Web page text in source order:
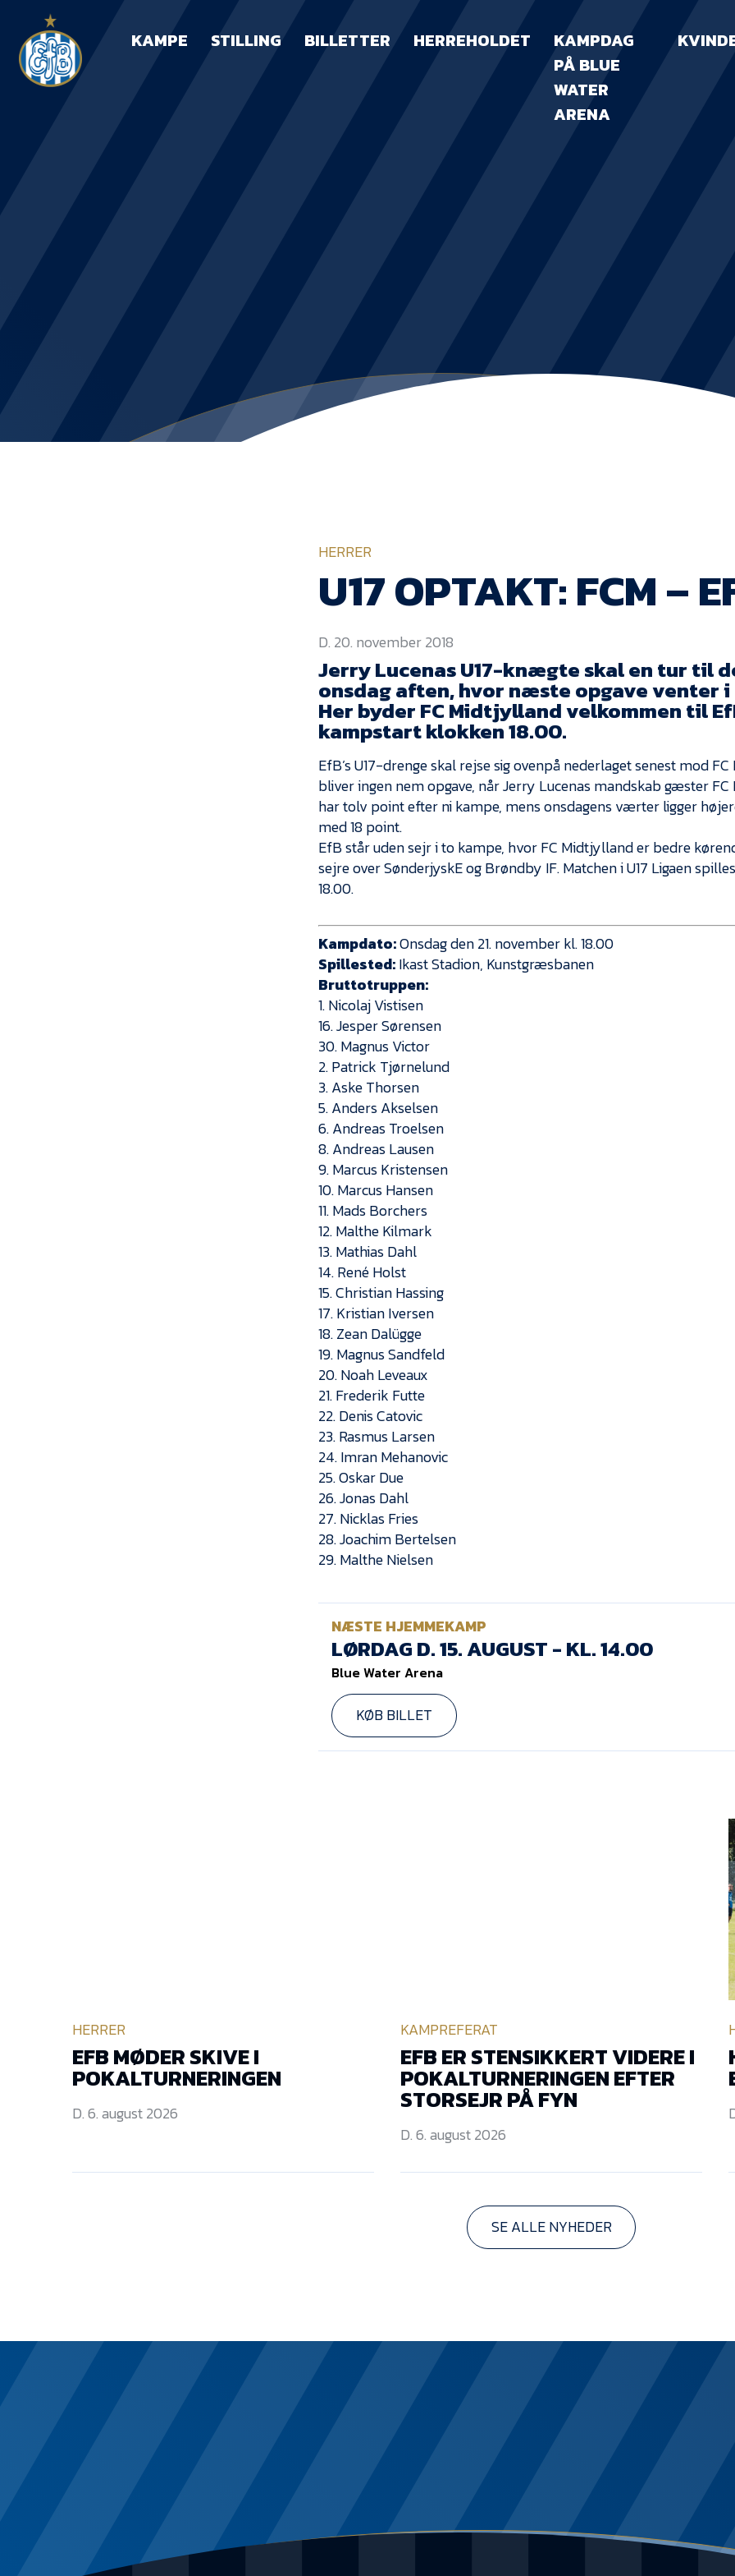
KAMPE STILLING BILLETTER HERREHOLDET
KAMPDAG
PÅ BLUE
WATER
ARENA
HERRER
U17 OPTAKT: FCM –
D. 20. november 2018
Jerry Lucenas U17-knægte skal en tur til
onsdag aften, hvor næste opgave venter i
Her byder FC Midtjylland velkommen til
kampstart klokken 18.00.
EfB’s U17-drenge skal rejse sig ovenpå nederlaget senest mod
bliver ingen nem opgave, når Jerry Lucenas mandskab gæster
har tolv point efter ni kampe, mens onsdagens værter ligger
med 18 point.
EfB står uden sejr i to kampe, hvor FC Midtjylland er bedre
sejre over SønderjyskE og Brøndby IF. Matchen i U17 Ligaen
18.00.
Kampdato:Onsdag den 21. november kl. 18.00
Spillested:Ikast Stadion, Kunstgræsbanen
Bruttotruppen:
1. Nicolaj Vistisen
16. Jesper Sørensen
30. Magnus Victor
2. Patrick Tjørnelund
3. Aske Thorsen
5. Anders Akselsen
6. Andreas Troelsen
8. Andreas Lausen
9. Marcus Kristensen
10. Marcus Hansen
11. Mads Borchers
12. Malthe Kilmark
13. Mathias Dahl
14. René Holst
15. Christian Hassing
17. Kristian Iversen
18. Zean Dalügge
19. Magnus Sandfeld
20. Noah Leveaux
21. Frederik Futte
22. Denis Catovic
23. Rasmus Larsen
24. Imran Mehanovic
25. Oskar Due
26. Jonas Dahl
27. Nicklas Fries
28. Joachim Bertelsen
29. Malthe Nielsen
NÆSTE HJEMMEKAMP
LØRDAG D. 15. AUGUST - KL. 14.00
Blue Water Arena
KØB BILLET
HERRER
EFB MØDER SKIVE I
POKALTURNERINGEN
D. 6. august 2026
KAMPREFERAT
EFB ER STENSIKKERT VIDERE I
POKALTURNERINGEN EFTER
STORSEJR PÅ FYN
D. 6. august 2026
SE ALLE NYHEDER